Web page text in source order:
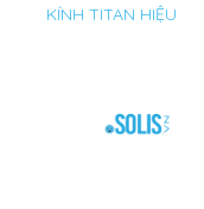
KÍNH TITAN HIỆU